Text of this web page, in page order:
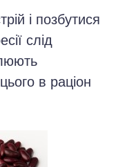
і позбутися
слід
в раціон